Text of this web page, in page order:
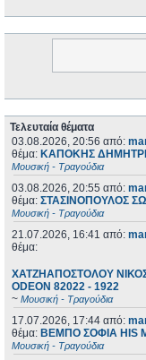
Τελευταία θέματα
03.08.2026, 20:56 από:
θέμα: ΚΑΠΟΚΗΣ
Μουσική - Τραγούδια
03.08.2026, 20:55 από:
θέμα: ΣΤΑΣΙΝΟΠΟΥΛΟΣ
Μουσική - Τραγούδια
21.07.2026, 16:41 από:
θέμα:
ΧΑΤΖΗΑΠΟΣΤΟΛΟΥ
ODEON 82022 - 1922
~ Μουσική - Τραγούδια
17.07.2026, 17:44 από:
θέμα: ΒΕΜΠΟ ΣΟΦΙΑ HIS
Μουσική - Τραγούδια